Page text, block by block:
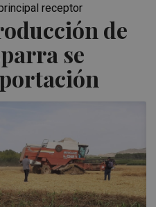
de
se
receptor